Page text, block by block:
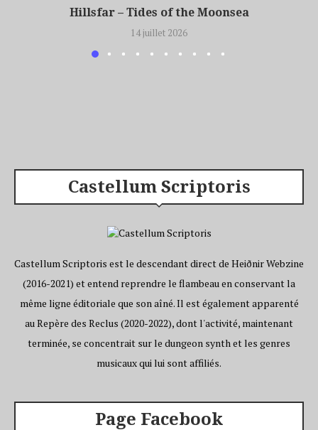
Hillsfar – Tides of the Moonsea
14 juillet 2026
Castellum Scriptoris
Castellum Scriptoris est le descendant direct de Heiðnir Webzine
(2016-2021) et entend reprendre le flambeau en conservant la
même ligne éditoriale que son aîné. Il est également apparenté
au Repère des Reclus (2020-2022), dont l'activité, maintenant
terminée, se concentrait sur le dungeon synth et les genres
musicaux qui lui sont affiliés.
Page Facebook